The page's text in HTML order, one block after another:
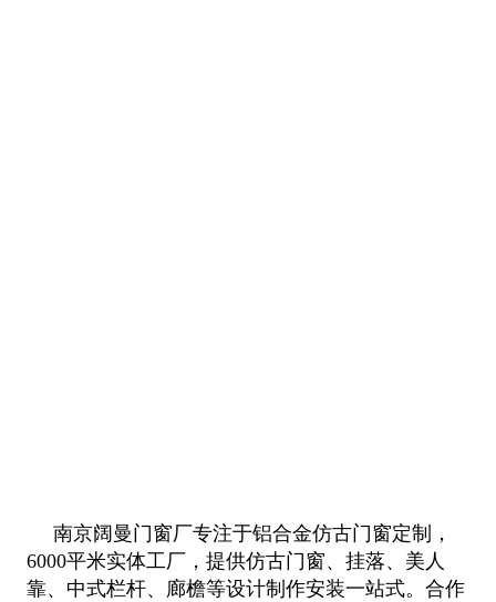
南京阔曼门窗厂专注于铝合金仿古门窗定制，
6000平米实体工厂，提供仿古门窗、挂落、美人
靠、中式栏杆、廊檐等设计制作安装一站式。合作